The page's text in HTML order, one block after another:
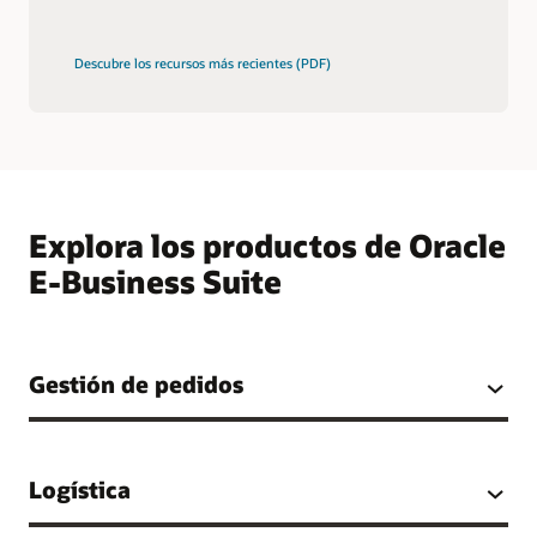
Descubre los recursos más recientes (PDF)
Explora los productos de Oracle
E-Business Suite
Gestión de pedidos
Logística